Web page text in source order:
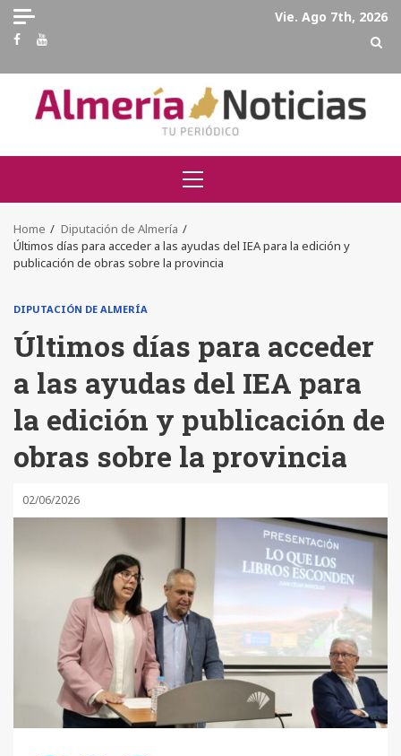
Skip
content
Vie. Ago 7th, 2026
Facebook
Youtube
Primary
Menu
Home
Diputación de Almería
Últimos días para acceder a las ayudas del IEA para la edición y
publicación de obras sobre la provincia
DIPUTACIÓN DE ALMERÍA
Últimos días para acceder
a las ayudas del IEA para
la edición y publicación de
obras sobre la provincia
02/06/2026